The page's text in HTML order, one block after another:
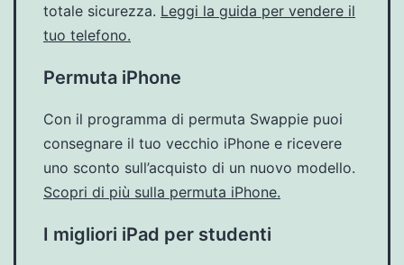
totale sicurezza. Leggi la guida per vendere il
tuo telefono.
Permuta iPhone
Con il programma di permuta Swappie puoi
consegnare il tuo vecchio iPhone e ricevere
uno sconto sull’acquisto di un nuovo modello.
Scopri di più sulla permuta iPhone.
I migliori iPad per studenti